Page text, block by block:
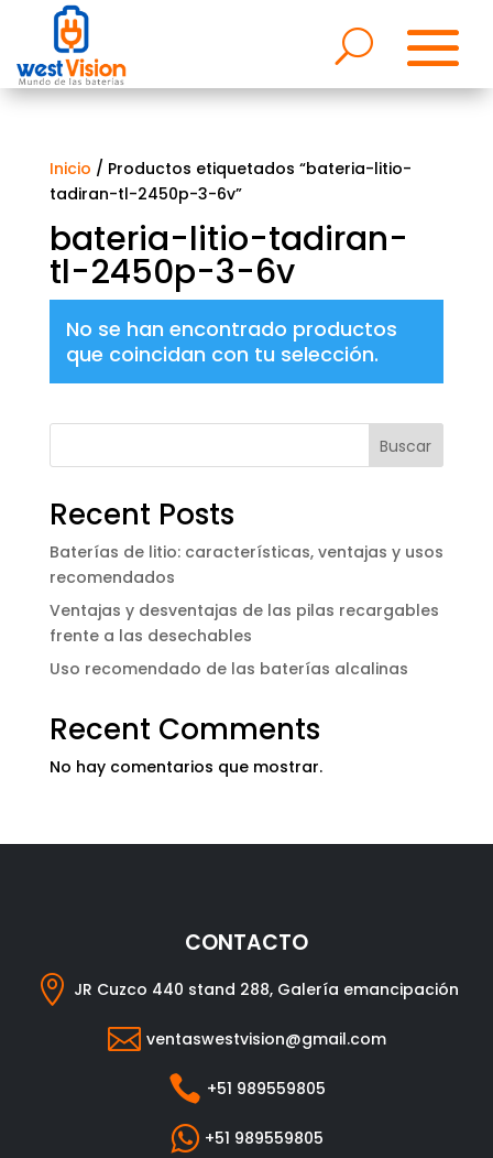
Inicio / Productos etiquetados “bateria-litio-
tadiran-tl-2450p-3-6v”
bateria-litio-tadiran-
tl-2450p-3-6v
No se han encontrado productos
que coincidan con tu selección.
Buscar
Recent Posts
Baterías de litio: características, ventajas y usos
recomendados
Ventajas y desventajas de las pilas recargables
frente a las desechables
Uso recomendado de las baterías alcalinas
Recent Comments
No hay comentarios que mostrar.
CONTACTO
 JR Cuzco 440 stand 288, Galería emancipación
 ventaswestvision@gmail.com
 +51 989559805
 +51 989559805